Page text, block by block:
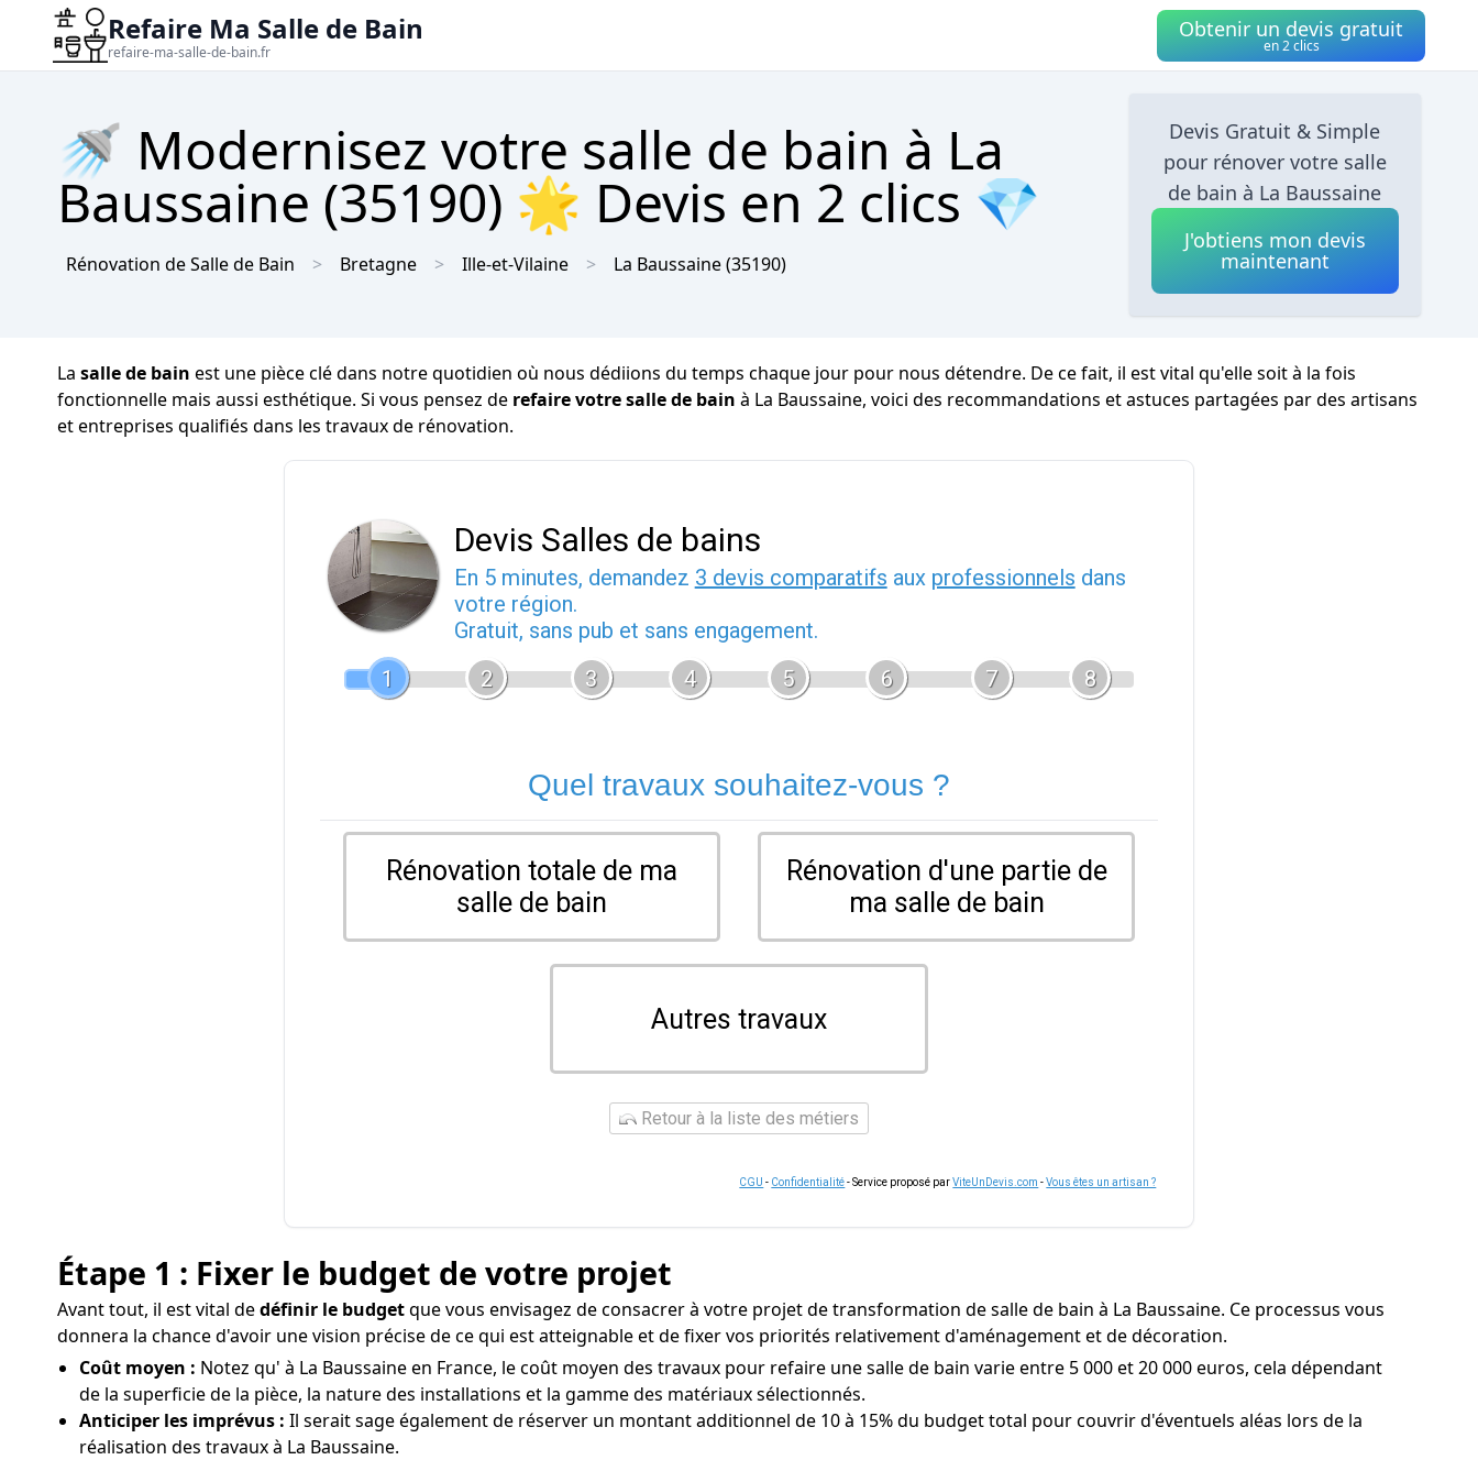
Refaire Ma Salle de Bain
refaire-ma-salle-de-bain.fr
Obtenir un devis gratuit
en 2 clics
🚿 Modernisez votre salle de bain à La
Baussaine (35190) 🌟 Devis en 2 clics 💎
Rénovation de Salle de Bain Bretagne Ille-et-Vilaine La Baussaine(35190)
Devis Gratuit & Simple
pour rénover votre salle
de bain à La Baussaine
J'obtiens mon devis
maintenant
La salle de bain est une pièce clé dans notre quotidien où nous dédiions du temps chaque jour pour nous détendre. De ce fait, il est vital qu'elle soit à la fois
fonctionnelle mais aussi esthétique. Si vous pensez de refaire votre salle de bain à La Baussaine, voici des recommandations et astuces partagées par des artisans
et entreprises qualifiés dans les travaux de rénovation.
Devis Salles de bains
En 5 minutes, demandez 3 devis comparatifs aux professionnels dans
votre région.
Gratuit, sans pub et sans engagement.
1
2 3 4 5 6 7 8
Quel travaux souhaitez-vous ?
Rénovation totale de ma
salle de bain
Rénovation d'une partie de
ma salle de bain
Autres travaux
Retour à la liste des métiers
CGU - Confidentialité- Service proposé parViteUnDevis.com -Vous êtes un artisan ?
Étape 1 : Fixer le budget de votre projet
Avant tout, il est vital dedéfinir le budgetque vous envisagez de consacrer à votre projet de transformation de salle de bain à La Baussaine. Ce processus vous
donnera la chance d'avoir une vision précise de ce qui est atteignable et de fixer vos priorités relativement d'aménagement et de décoration.
Coût moyen : Notez qu' à La Baussaine en France, le coût moyen des travaux pour refaire une salle de bain varie entre 5 000 et 20 000 euros, cela dépendant
de la superficie de la pièce, la nature des installations et la gamme des matériaux sélectionnés.
Anticiper les imprévus : Il serait sage également de réserver un montant additionnel de 10 à 15% du budget total pour couvrir d'éventuels aléas lors de la
réalisation des travaux à La Baussaine.